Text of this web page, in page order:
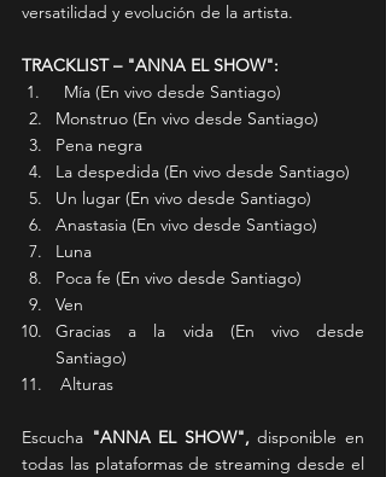
versatilidad y evolución de la artista.
TRACKLIST – "ANNA EL SHOW":
1.
Mía (En vivo desde Santiago)
Monstruo (En vivo desde Santiago)
Pena negra
La despedida (En vivo desde Santiago)
Un lugar (En vivo desde Santiago)
Anastasia (En vivo desde Santiago)
Luna
Poca fe (En vivo desde Santiago)
Ven
Gracias a la vida (En vivo desde
Santiago)
Alturas
Escucha "ANNA EL SHOW", disponible en
todas las plataformas de streaming desde el